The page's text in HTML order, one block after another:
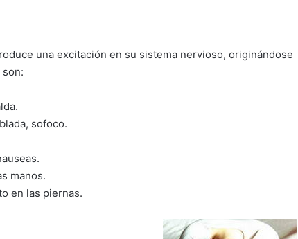
una excitación en su sistema nervioso, originándose
sofoco.
manos.
en las piernas.